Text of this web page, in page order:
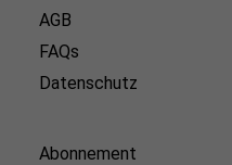
AGB
FAQs
Datenschutz
Abonnement